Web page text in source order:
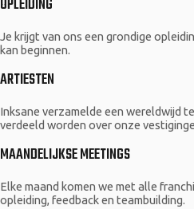
OPLEIDING
Je krijgt van ons een grondige
kan beginnen.
ARTIESTEN
Inksane verzamelde een wereldwijd
verdeeld worden over onze
MAANDELIJKSE MEETINGS
Elke maand komen we met alle
opleiding, feedback en teambuilding.